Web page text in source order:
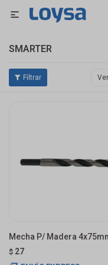

SMARTER
Ver
Mecha P/ Madera
$ 27